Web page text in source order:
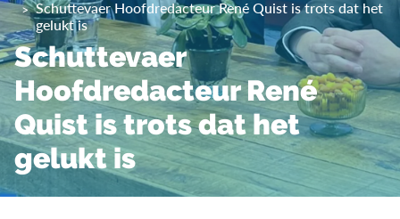
Schuttevaer Hoofdredacteur René Quist is trots dat het
gelukt is
Schuttevaer
Hoofdredacteur René
Quist is trots dat het
gelukt is